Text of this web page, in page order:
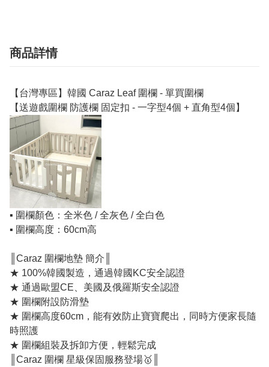
商品詳情
【台灣專區】韓國 Caraz Leaf 圍欄 - 單買圍欄
【送遊戲圍欄 防護欄 固定扣 - 一字型4個 + 直角型4個】
▪️ 圍欄顏色：全米色 / 全灰色 / 全白色
▪️ 圍欄高度：60cm高
║Caraz 圍欄地墊 簡介║
★ 100%韓國製造，通過韓國KC安全認證
★ 通過歐盟CE、美國及俄羅斯安全認證
★ 圍欄附設防滑墊
★ 圍欄高度60cm，能有效防止寶寶爬出，同時方便家長隨
時照護
★ 圍欄組裝及拆卸方便，輕鬆完成
║Caraz 圍欄 星級保固服務登場🥇║